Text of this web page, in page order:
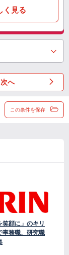
く見る
次へ
この条件を保存
笑顔に」のキリ
事務職、研究職